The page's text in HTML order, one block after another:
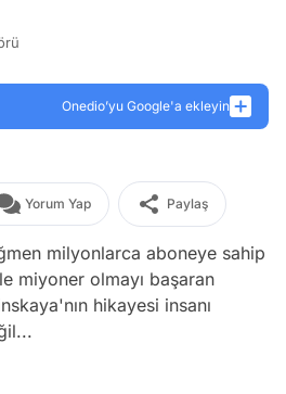
Onedio’yu Google'a ekleyin
Yorum Yap Paylaş
milyonlarca aboneye sahip
miyoner olmayı başaran
hikayesi insanı